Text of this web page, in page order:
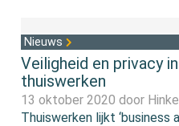
Nieuws
Veiligheid en privacy
thuiswerken
13 oktober 2020 door
Thuiswerken lijkt ‘business